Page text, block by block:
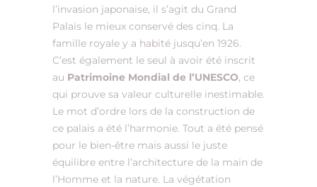
l’invasion japonaise, il s’agit du Grand
Palais le mieux conservé des cinq. La
famille royale y a habité jusqu’en 1926.
C’est également le seul à avoir été inscrit
au Patrimoine Mondial de l’UNESCO, ce
qui prouve sa valeur culturelle inestimable.
Le mot d’ordre lors de la construction de
ce palais a été l’harmonie. Tout a été pensé
pour le bien-être mais aussi le juste
équilibre entre l’architecture de la main de
l’Homme et la nature. La végétation